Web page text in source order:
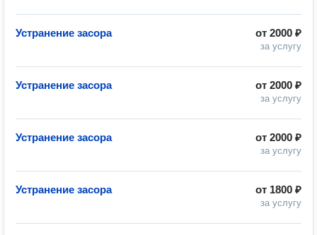
от 2000 ₽
за услугу
Устранение засора
от 2000 ₽
за услугу
Устранение засора
от 2000 ₽
за услугу
Устранение засора
от 1800 ₽
за услугу
Устранение засора